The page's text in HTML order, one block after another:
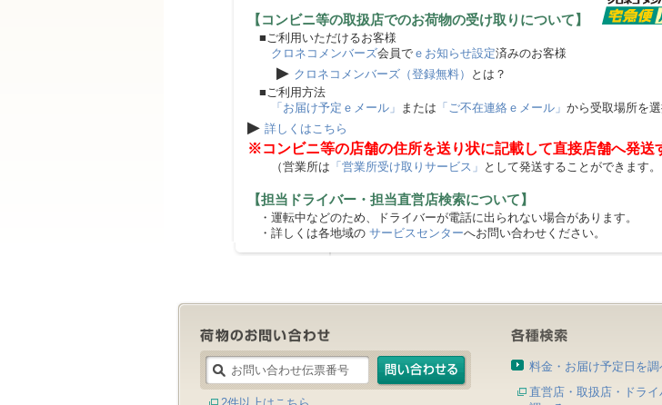
【コンビニ等の取扱店でのお荷物の受け取りについて】
■ご利用いただけるお客様
クロネコメンバーズ会員で ｅお知らせ設定済みのお客様
▶ クロネコメンバーズ（登録無料）
とは？
■ご利用方法
「お届け予定ｅメール」 または 「ご不在連絡ｅメール」 から受取場所を
▶ 詳しくはこちら
※コンビニ等の店舗の住所を送り状に記載して直接店舗へ発送
（営業所は 「営業所受け取りサービス」 として発送することができます。
【担当ドライバー・担当直営店検索について】
・運転中などのため、ドライバーが電話に出られない場合があります。
・詳しくは各地域の サービスセンターへお問い合わせください。
料金・お届け予定日を調
直営店・取扱店・ドライ